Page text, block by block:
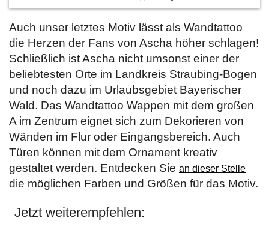
Auch unser letztes Motiv lässt als Wandtattoo
die Herzen der Fans von Ascha höher schlagen!
Schließlich ist Ascha nicht umsonst einer der
beliebtesten Orte im Landkreis Straubing-Bogen
und noch dazu im Urlaubsgebiet Bayerischer
Wald. Das Wandtattoo Wappen mit dem großen
A im Zentrum eignet sich zum Dekorieren von
Wänden im Flur oder Eingangsbereich. Auch
Türen können mit dem Ornament kreativ
gestaltet werden. Entdecken Sie an dieser Stelle
die möglichen Farben und Größen für das Motiv.
Jetzt weiterempfehlen: